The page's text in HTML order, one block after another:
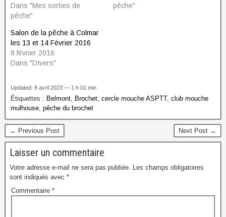
Dans "Mes sorties de
pêche"
pêche"
Salon de la pêche à Colmar
les 13 et 14 Février 2016
8 février 2016
Dans "DIvers"
Updated: 8 avril 2023 — 1 h 01 min
Étiquettes : Belmont Brochet cercle mouche ASPTT, club mouche
mulhouse pêche du brochet
← Previous Post Next Post →
Laisser un commentaire
Votre adresse e-mail ne sera pas publiée. Les champs obligatoires
sont indiqués avec *
Commentaire *